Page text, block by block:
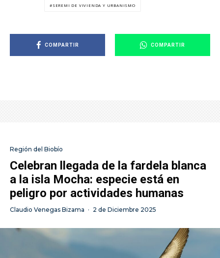
SEREMI DE VIVIENDA Y URBANISMO
COMPARTIR COMPARTIR
Región del Biobío
Celebran llegada de la fardela blanca
a la isla Mocha: especie está en
peligro por actividades humanas
Claudio Venegas Bizama · 2 de Diciembre 2025